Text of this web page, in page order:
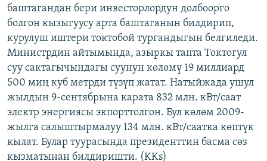
ЭЖЕ-СИҢДИЛЕР
ЫҢГАЙСЫЗ СУРООЛОР
ОНЛАЙН ШЕРИНЕ
ЭЕ/АРнун бардык сайттары
баштагандан бери инвесторлордун долбоорго
болгон кызыгуусу арта баштаганын билдирип,
курулуш иштери токтобой тургандыгын белгиледи.
Министрдин айтымында, азыркы тапта Токтогул
суу сактагычындагы суунун көлөмү 19 миллиард
500 миң куб метрди түзүп жатат. Натыйжада ушул
жылдын 9-сентябрына карата 832 млн. кВт/саат
электр энергиясы экпорттолгон. Бул көлөм 2009-
жылга салыштырмалуу 134 млн. кВт/саатка көптүк
кылат. Булар туурасында президенттин басма сөз
кызматынан билдиришти. (KKs)